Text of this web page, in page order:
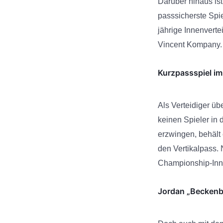
passsicherste
jährige
Vincent Kompany.
Kurzpassspiel
Als Verteidiger
keinen Spieler in
erzwingen, behält
den Vertikalpass.
Championship-
Jordan